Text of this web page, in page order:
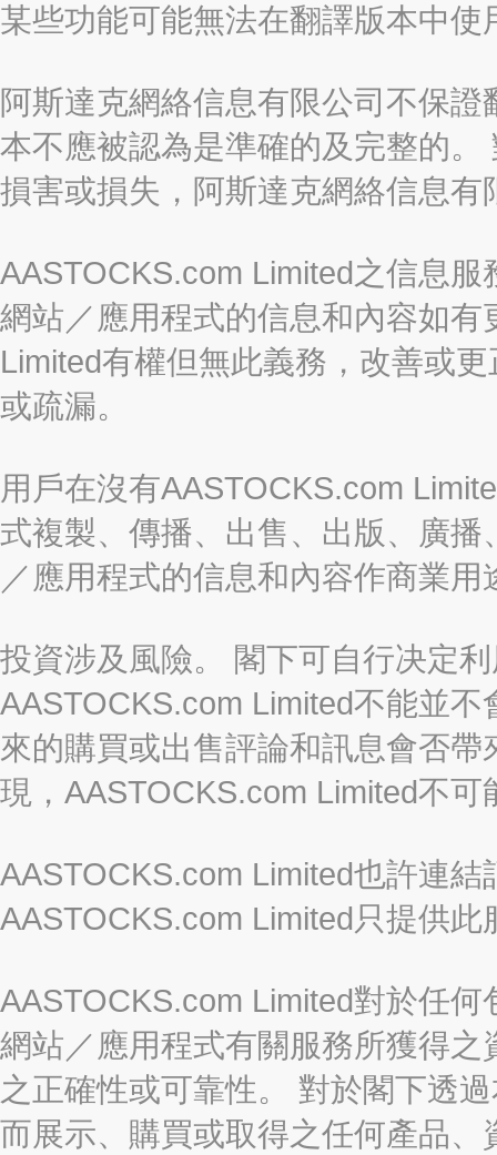
某些功能可能無法在翻譯版本中使
阿斯達克網絡信息有限公司不保
本不應被認為是準確的及完整的
損害或損失，阿斯達克網絡信息
AASTOCKS.com Limited之信息
網站／應用程式的信息和內容如
Limited有權但無此義務，改善或
或疏漏。
用戶在沒有AASTOCKS.com
式複製、傳播、出售、出版、廣
／應用程式的信息和內容作商業用
投資涉及風險。 閣下可自行决定
AASTOCKS.com Limited不能並
來的購買或出售評論和訊息會否
現，AASTOCKS.com Limited不
AASTOCKS.com Limited也許連
AASTOCKS.com Limited只提供
AASTOCKS.com Limited對於任
網站／應用程式有關服務所獲得
之正確性或可靠性。 對於閣下透
而展示、購買或取得之任何產品